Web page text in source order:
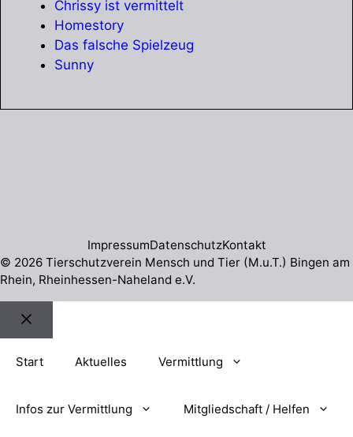
Chrissy ist vermittelt
Homestory
Das falsche Spielzeug
Sunny
© 2026 Tierschutzverein Mensch und Tier (M.u.T.) Bingen am
Rhein, Rheinhessen-Naheland e.V.
ImpressumDatenschutzKontakt
Schließen
Start Aktuelles Vermittlung
Infos zur Vermittlung Mitgliedschaft / Helfen